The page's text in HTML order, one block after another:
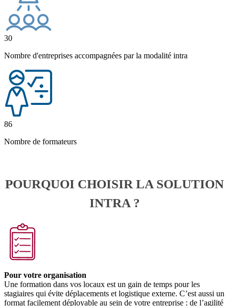
30
Nombre d'entreprises accompagnées par la modalité intra
86
Nombre de formateurs
POURQUOI CHOISIR LA SOLUTION
INTRA ?
Pour votre organisation
Une formation dans vos locaux est un gain de temps pour les
stagiaires qui évite déplacements et logistique externe. C’est aussi un
format facilement déployable au sein de votre entreprise : de l’agilité